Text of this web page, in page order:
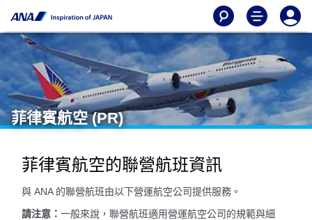
菲律賓航空 (PR)
菲律賓航空的聯營航班資訊
與 ANA 的聯營航班由以下營運航空公司提供服務。
請注意： 一般來說，聯營航班適用營運航空公司的規範與細